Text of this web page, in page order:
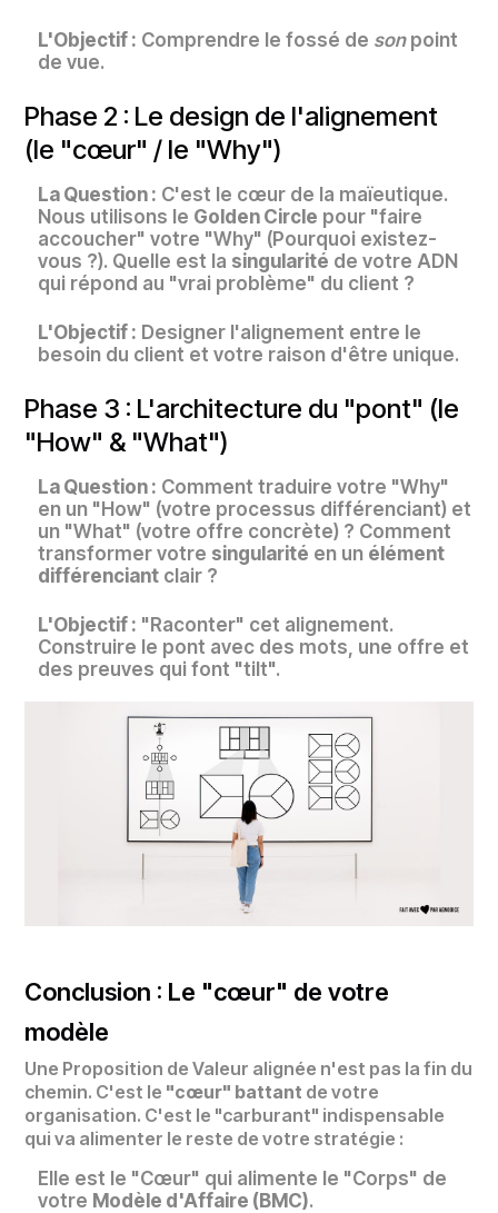
L'Objectif : Comprendre le fossé de sonpoint
de vue.
Phase 2 : Le design de l'alignement
(le "cœur" / le "Why")
La Question : C'est le cœur de la maïeutique.
Nous utilisons le Golden Circle pour "faire
accoucher" votre "Why" (Pourquoi existez-
vous ?). Quelle est la singularité de votre ADN
qui répond au "vrai problème" du client ?
L'Objectif : Designer l'alignement entre le
besoin du client et votre raison d'être unique.
Phase 3 : L'architecture du "pont" (le
"How" & "What")
La Question : Comment traduire votre "Why"
en un "How" (votre processus différenciant) et
un "What" (votre offre concrète) ? Comment
transformer votre singularité en un élément
différenciant clair ?
L'Objectif : "Raconter" cet alignement.
Construire le pont avec des mots, une offre et
des preuves qui font "tilt".
Conclusion : Le "cœur" de votre
modèle
Une Proposition de Valeur alignée n'est pas la fin du
chemin. C'est le "cœur" battant de votre
organisation. C'est le "carburant" indispensable
qui va alimenter le reste de votre stratégie :
Elle est le "Cœur" qui alimente le "Corps" de
votre Modèle d'Affaire (BMC).